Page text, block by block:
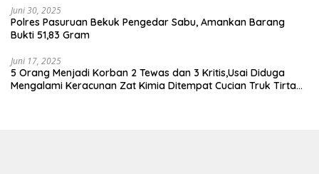
Juni 30, 2025
Polres Pasuruan Bekuk Pengedar Sabu, Amankan Barang
Bukti 51,83 Gram
Juni 17, 2025
5 Orang Menjadi Korban 2 Tewas dan 3 Kritis,Usai Diduga
Mengalami Keracunan Zat Kimia Ditempat Cucian Truk Tirta